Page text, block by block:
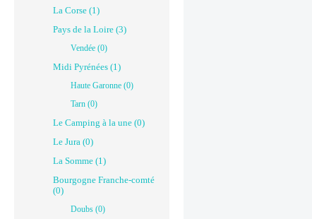
La Corse (1)
Pays de la Loire (3)
Vendée (0)
Midi Pyrénées (1)
Haute Garonne (0)
Tarn (0)
Le Camping à la une (0)
Le Jura (0)
La Somme (1)
Bourgogne Franche-comté
(0)
Doubs (0)